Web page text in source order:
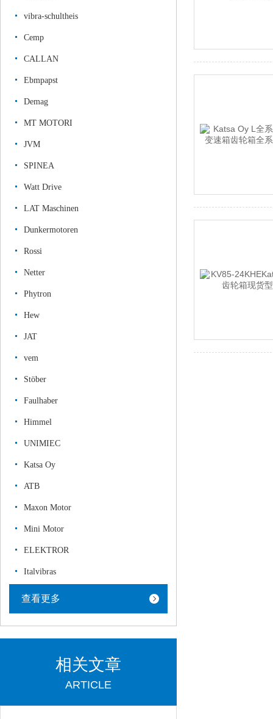
vibra-schultheis
Cemp
CALLAN
Ebmpapst
Demag
MT MOTORI
JVM
SPINEA
Watt Drive
LAT Maschinen
Dunkermotoren
Rossi
Netter
Phytron
Hew
JAT
vem
Stöber
Faulhaber
Himmel
UNIMIEC
Katsa Oy
ATB
Maxon Motor
Mini Motor
ELEKTROR
Italvibras
查看更多
相关文章
ARTICLE